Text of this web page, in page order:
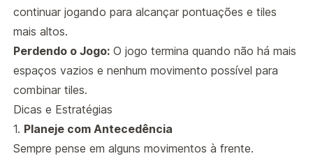
continuar jogando para alcançar pontuações e tiles
mais altos.
Perdendo o Jogo:O jogo termina quando não há mais
espaços vazios e nenhum movimento possível para
combinar tiles.
Dicas e Estratégias
1. Planeje com Antecedência
Sempre pense em alguns movimentos à frente.